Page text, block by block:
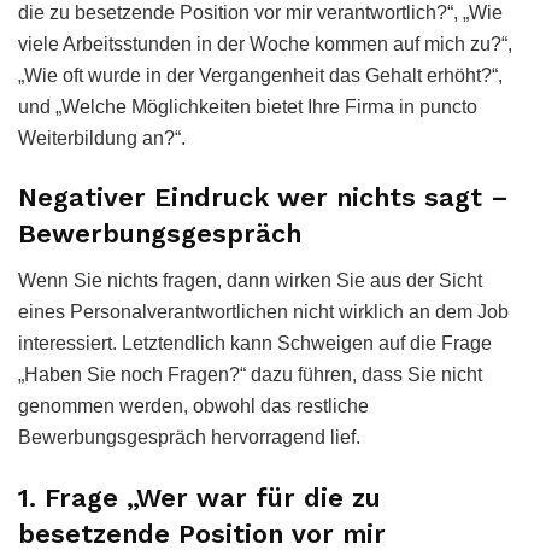
die zu besetzende Position vor mir verantwortlich?“, „Wie
viele Arbeitsstunden in der Woche kommen auf mich zu?“,
„Wie oft wurde in der Vergangenheit das Gehalt erhöht?“,
und „Welche Möglichkeiten bietet Ihre Firma in puncto
Weiterbildung an?“.
Negativer Eindruck wer nichts sagt –
Bewerbungsgespräch
Wenn Sie nichts fragen, dann wirken Sie aus der Sicht
eines Personalverantwortlichen nicht wirklich an dem Job
interessiert. Letztendlich kann Schweigen auf die Frage
„Haben Sie noch Fragen?“ dazu führen, dass Sie nicht
genommen werden, obwohl das restliche
Bewerbungsgespräch hervorragend lief.
1. Frage „Wer war für die zu
besetzende Position vor mir